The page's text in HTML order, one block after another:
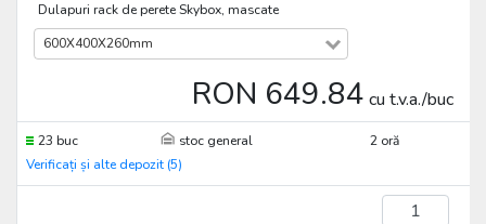
Dulapuri rack de perete Skybox, mascate
600X400X260mm
RON 649.84 cu t.v.a./buc
23 buc stoc general
2 oră
Verificați și alte depozit (5)